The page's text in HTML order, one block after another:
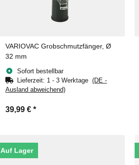
VARIOVAC Grobschmutzfänger, Ø
32 mm
Sofort bestellbar
Lieferzeit: 1 - 3 Werktage(DE -
Ausland abweichend)
39,99 € *
Auf Lager